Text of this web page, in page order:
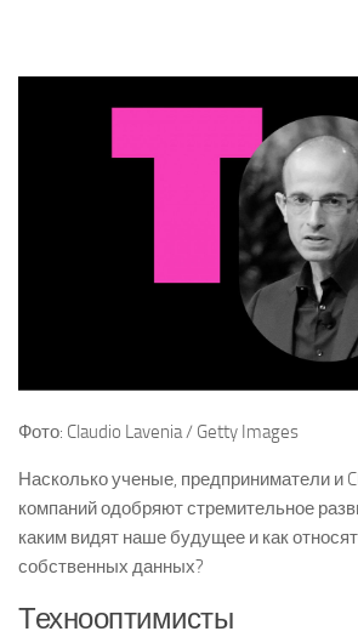
Фото: Claudio Lavenia / Getty Images
Насколько ученые, предприниматели и
компаний одобряют стремительное
каким видят наше будущее и как
собственных данных?
Технооптимисты